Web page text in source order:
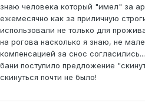
знаю человека который "имел" за
ежемесячно как за приличную
использовали не только для
на рогова насколько я знаю, не
компенсацией за снос
бани поступило предложение
скинуться почти не было!